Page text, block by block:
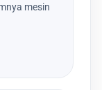
mesin